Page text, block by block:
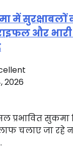
में सुरक्षाबलों
और भारी
2026
प्रभावित सुकमा
चलाए जा रहे